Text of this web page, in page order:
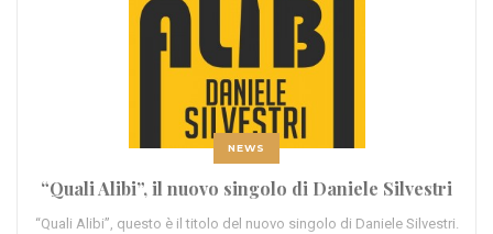
NEWS
“Quali Alibi”, il nuovo singolo di Daniele Silvestri
“Quali Alibi”, questo è il titolo del nuovo singolo di Daniele Silvestri.